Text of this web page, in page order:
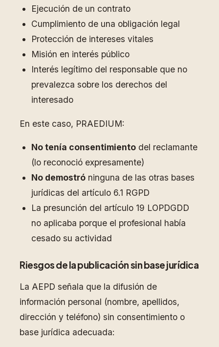
Ejecución de un contrato
Cumplimiento de una obligación legal
Protección de intereses vitales
Misión en interés público
Interés legítimo del responsable que no
prevalezca sobre los derechos del
interesado
En este caso, PRAEDIUM:
No tenía consentimiento del reclamante
(lo reconoció expresamente)
No demostró ninguna de las otras bases
jurídicas del artículo 6.1 RGPD
La presunción del artículo 19 LOPDGDD
no aplicaba porque el profesional había
cesado su actividad
Riesgos de la publicación sin base jurídica
La AEPD señala que la difusión de
información personal (nombre, apellidos,
dirección y teléfono) sin consentimiento o
base jurídica adecuada: